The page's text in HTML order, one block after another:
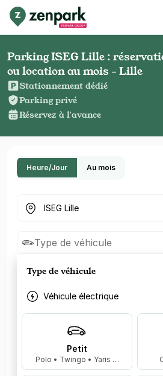
Parking ISEG Lille :
ou location au mois - Lille
Stationnement dédié
Parking privé
Réservez à l'avance
Heure/Jour Au mois
Où cherchez-vous un parking ?
Type de véhicule
Type de véhicule
Véhicule électrique
Petit
Polo • Twingo • Yaris …